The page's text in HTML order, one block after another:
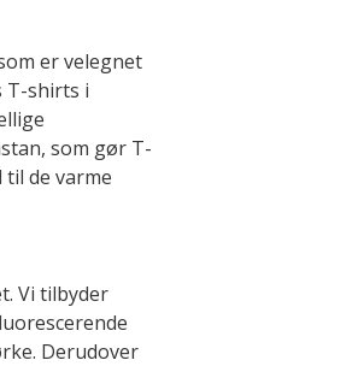
er velegnet
T-shirts i
som gør T-
de varme
Vi tilbyder
Derudover